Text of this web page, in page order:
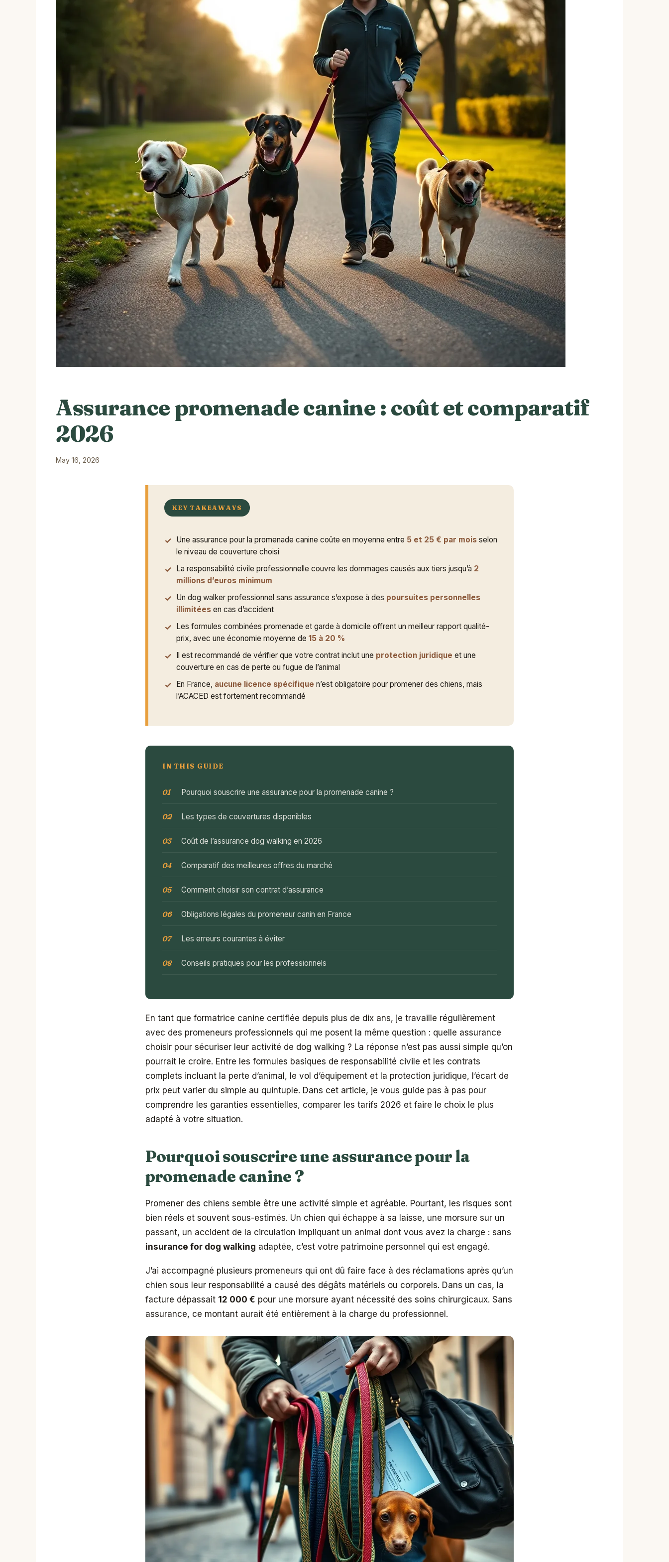
Assurance promenade canine : coût et comparatif
2026
May 16, 2026
KEY TAKEAWAYS
Une assurance pour la promenade canine coûte en moyenne entre 5 et 25 € par mois selon
le niveau de couverture choisi
La responsabilité civile professionnelle couvre les dommages causés aux tiers jusqu’à 2
millions d’euros minimum
Un dog walker professionnel sans assurance s’expose à des poursuites personnelles
illimitées en cas d’accident
Les formules combinées promenade et garde à domicile offrent un meilleur rapport qualité-
prix, avec une économie moyenne de 15 à 20 %
Il est recommandé de vérifier que votre contrat inclut une protection juridique et une
couverture en cas de perte ou fugue de l’animal
En France, aucune licence spécifique n’est obligatoire pour promener des chiens, mais
l’ACACED est fortement recommandé
IN THIS GUIDE
Pourquoi souscrire une assurance pour la promenade canine ?
Les types de couvertures disponibles
Coût de l’assurance dog walking en 2026
Comparatif des meilleures offres du marché
Comment choisir son contrat d’assurance
Obligations légales du promeneur canin en France
Les erreurs courantes à éviter
Conseils pratiques pour les professionnels
En tant que formatrice canine certifiée depuis plus de dix ans, je travaille régulièrement
avec des promeneurs professionnels qui me posent la même question : quelle assurance
choisir pour sécuriser leur activité de dog walking ? La réponse n’est pas aussi simple qu’on
pourrait le croire. Entre les formules basiques de responsabilité civile et les contrats
complets incluant la perte d’animal, le vol d’équipement et la protection juridique, l’écart de
prix peut varier du simple au quintuple. Dans cet article, je vous guide pas à pas pour
comprendre les garanties essentielles, comparer les tarifs 2026 et faire le choix le plus
adapté à votre situation.
Pourquoi souscrire une assurance pour la
promenade canine ?
Promener des chiens semble être une activité simple et agréable. Pourtant, les risques sont
bien réels et souvent sous-estimés. Un chien qui échappe à sa laisse, une morsure sur un
passant, un accident de la circulation impliquant un animal dont vous avez la charge : sans
insurance for dog walking adaptée, c’est votre patrimoine personnel qui est engagé.
J’ai accompagné plusieurs promeneurs qui ont dû faire face à des réclamations après qu’un
chien sous leur responsabilité a causé des dégâts matériels ou corporels. Dans un cas, la
facture dépassait 12 000 € pour une morsure ayant nécessité des soins chirurgicaux. Sans
assurance, ce montant aurait été entièrement à la charge du professionnel.